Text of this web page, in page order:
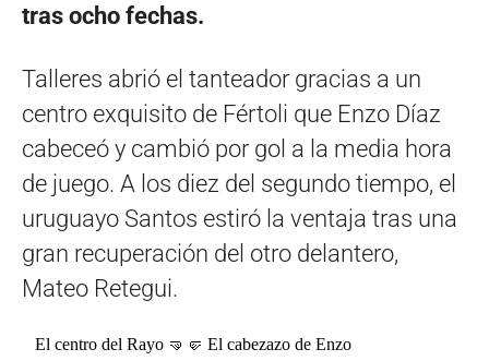
tras ocho fechas.
Talleres abrió el tanteador gracias a un
centro exquisito de Fértoli que Enzo Díaz
cabeceó y cambió por gol a la media hora
de juego. A los diez del segundo tiempo, el
uruguayo Santos estiró la ventaja tras una
gran recuperación del otro delantero,
Mateo Retegui.
El centro del Rayo 🤜🤛 El cabezazo de Enzo